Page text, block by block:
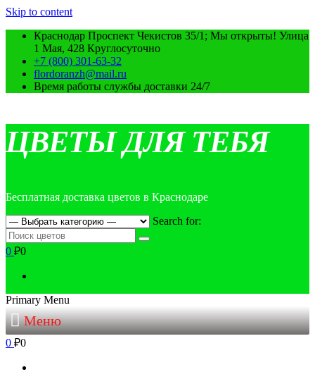
Skip to content
Краснодар Проспект Чекистов 35/1; Мы открыты! Улица
1 Мая, 428 Круглосуточно
+7 (800) 301-63-32
flordoranzh@mail.ru
Время работы службы доставки 24/7
ЦВЕТЫ ДЛЯ ТЕБЯ
Бесплатная доставка цветов в Краснодаре
Search for:
0 ₽0
Primary Menu
Меню
0 ₽0